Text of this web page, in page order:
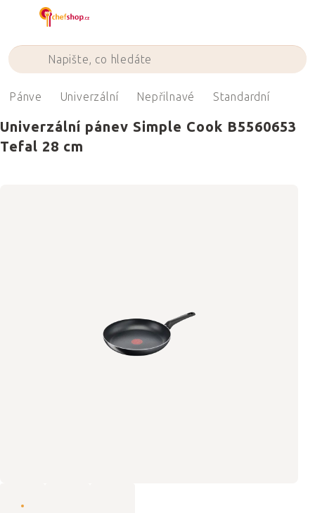
Pánve Univerzální Nepřilnavé Standardní
Univerzální pánev Simple Cook B5560653
Tefal 28 cm